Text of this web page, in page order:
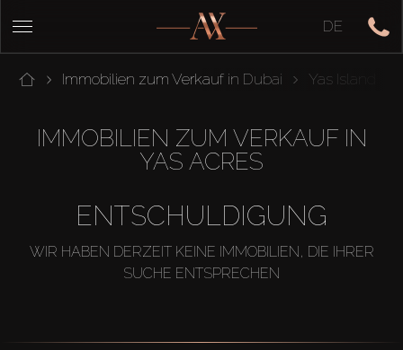
DE
Immobilien zum Verkauf in Dubai Yas Island
IMMOBILIEN ZUM VERKAUF IN
YAS ACRES
ENTSCHULDIGUNG
WIR HABEN DERZEIT KEINE IMMOBILIEN, DIE IHRER
SUCHE ENTSPRECHEN